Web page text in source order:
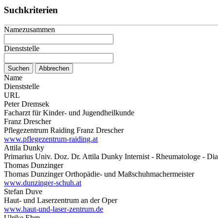
Suchkriterien
Namezusammen
Dienststelle
Name
Dienststelle
URL
Peter Dremsek
Facharzt für Kinder- und Jugendheilkunde
Franz Drescher
Pflegezentrum Raiding Franz Drescher
www.pflegezentrum-raiding.at
Attila Dunky
Primarius Univ. Doz. Dr. Attila Dunky Internist - Rheumatologe -
Thomas Dunzinger
Thomas Dunzinger Orthopädie- und Maßschuhmachermeister
www.dunzinger-schuh.at
Stefan Duve
Haut- und Laserzentrum an der Oper
www.haut-und-laser-zentrum.de